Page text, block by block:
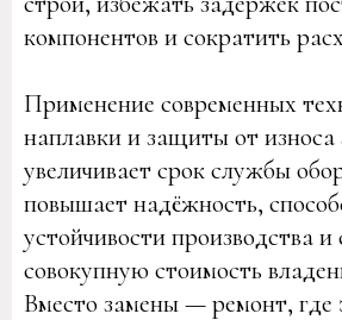
компонентов и сократить
Применение современных
наплавки и защиты от износа
увеличивает срок службы
повышает надёжность,
устойчивости производства
совокупную стоимость
Вместо замены — ремонт, где